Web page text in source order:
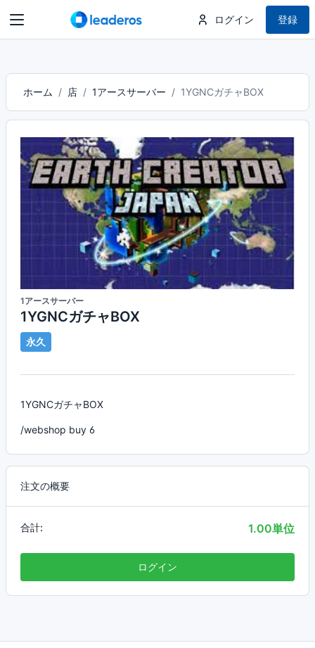
ログイン 登録
ホーム 店 1アースサーバー 1YGNCガチャBOX
1アースサーバー
1YGNCガチャBOX
永久
1YGNCガチャBOX
/webshop buy 6
注文の概要
合計: 1.00単位
ログイン